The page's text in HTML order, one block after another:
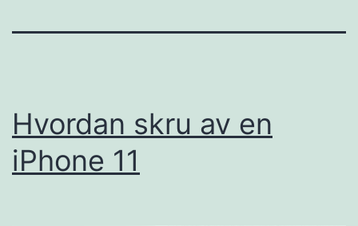
Hvordan skru av en
iPhone 11